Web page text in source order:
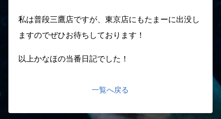
私は普段三鷹店ですが、東京店にもたまーに出没し
ますのでぜひお待ちしております！
以上かなほの当番日記でした！
一覧へ戻る